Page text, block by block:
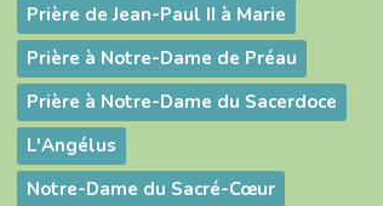
Prière de Jean-Paul II à Marie
Prière à Notre-Dame de Préau
Prière à Notre-Dame du Sacerdoce
L'Angélus
Notre-Dame du Sacré-Cœur